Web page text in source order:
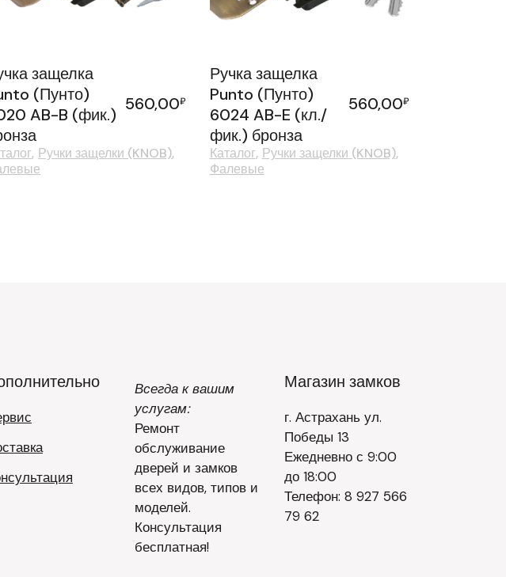
защелка
(Пунто)
AB-B (фик.)
560,00₽
Ручки защелки (KNOB)
Ручка защелка
Punto (Пунто)
6024 AB-E (кл./
фик.) бронза
560,00₽
Каталог Ручки защелки (KNOB)
Фалевые
Всегда к вашим
услугам:
Ремонт
обслуживание
дверей и замков
всех видов, типов и
моделей.
Консультация
бесплатная!
Магазин замков
г. Астрахань ул.
Победы 13
Ежедневно с 9:00
до 18:00
Телефон: 8 927 566
79 62